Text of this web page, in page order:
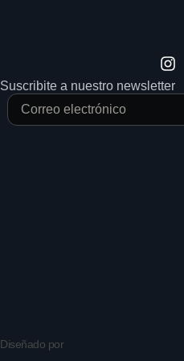
Suscribite a nuestro newsletter
Diseñado por